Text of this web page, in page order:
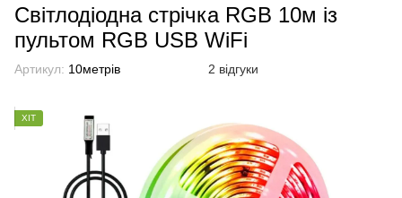
Світлодіодна стрічка RGB 10м із
пультом RGB USB WiFi
Артикул: 10метрів 2 відгуки
ХІТ